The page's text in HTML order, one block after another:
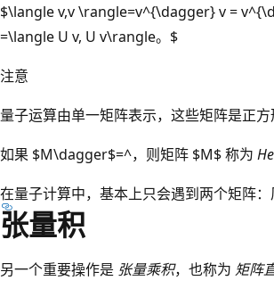
$\langle v,v \rangle=v^{\dagger} v =
=\langle U v, U v\rangle。$
注意
量子运算由单一矩阵表示，这些矩阵是正
如果 $M\dagger$=^，则矩阵 $M$ 称为
在量子计算中，基本上只会遇到两个矩阵：
张量积
另一个重要操作是 张量乘积，也称为 矩阵